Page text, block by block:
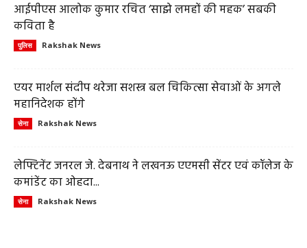
आईपीएस आलोक कुमार रचित ‘साझे लमहों की महक’ सबकी
कविता है
पुलिस Rakshak News
एयर मार्शल संदीप थरेजा सशस्त्र बल चिकित्सा सेवाओं के अगले
महानिदेशक होंगे
सेना Rakshak News
लेफ्टिनेंट जनरल जे. देबनाथ ने लखनऊ एएमसी सेंटर एवं कॉलेज के
कमांडेंट का ओहदा...
सेना Rakshak News